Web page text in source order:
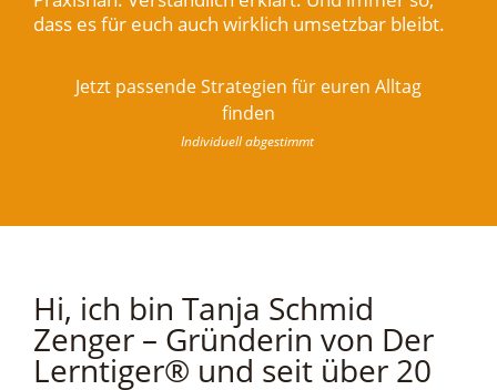
dass es für euch auch wirklich umsetzbar bleibt.
Jetzt passende Strategien für euren Alltag
finden
Individuell abgestimmt
Hi, ich bin Tanja Schmid
Zenger – Gründerin von Der
Lerntiger® und seit über 20